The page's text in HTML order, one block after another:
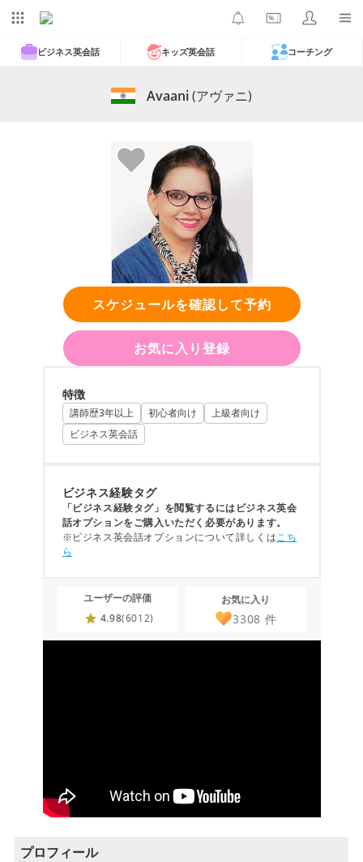
ビジネス英会話 キッズ英会話 コーチング
Avaani(アヴァニ)
スケジュールを確認して予約
お気に入り登録
特徴
講師歴3年以上 初心者向け
上級者向け
ビジネス英会話
ビジネス経験タグ
「ビジネス経験タグ」を閲覧するにはビジネス英会
話オプションをご購入いただく必要があります。
※ビジネス英会話オプションについて詳しくはこち
ら
ユーザーの評価
4.98(6012)
お気に入り
3308 件
プロフィール